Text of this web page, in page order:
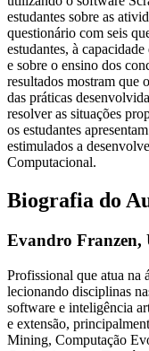
estudantes sobre as
questionário com seis
estudantes, à
e sobre o ensino dos
resultados mostram que
das práticas
resolver as situações
os estudantes
estimulados a
Computacional.
Biografia do
Evandro Franzen,
Profissional que atua na
lecionando disciplinas
software e inteligência
e extensão,
Mining, Computação